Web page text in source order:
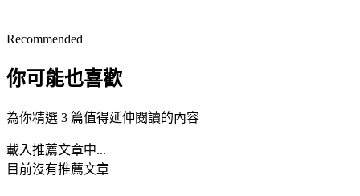
Recommended
你可能也喜歡
為你精選 3 篇值得延伸閱讀的內容
載入推薦文章中...
目前沒有推薦文章